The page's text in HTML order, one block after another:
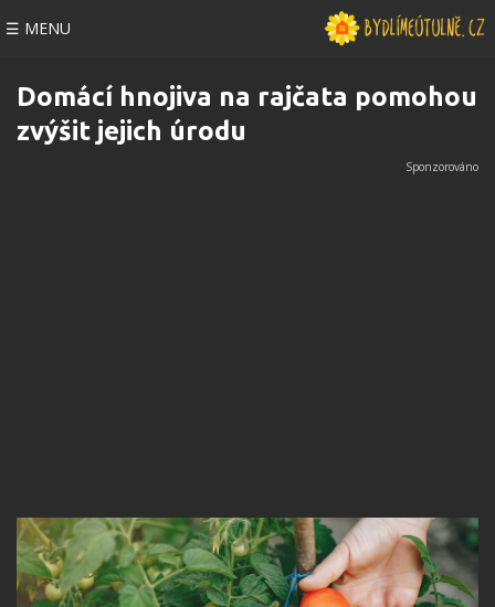
☰ MENU
Domácí hnojiva na rajčata pomohou
zvýšit jejich úrodu